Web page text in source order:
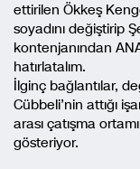
ettirilen Ökkeş
soyadını değiştirip
kontenjanından
hatırlatalım.
İlginç bağlantılar,
Cübbeli’nin attığı
arası çatışma
gösteriyor.